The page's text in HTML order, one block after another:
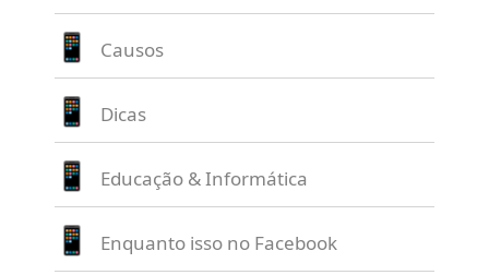
Causos
Dicas
Educação & Informática
Enquanto isso no Facebook